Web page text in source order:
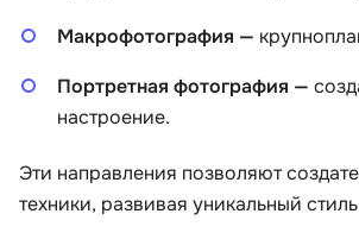
Макрофотография —
Портретная фотография —
настроение.
Эти направления позволяют
техники, развивая уникальный